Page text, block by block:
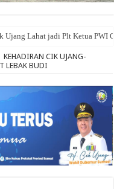
Ujang Lahat jadi Plt Ketua PWI
KEHADIRAN CIK UJANG-
LEBAK BUDI